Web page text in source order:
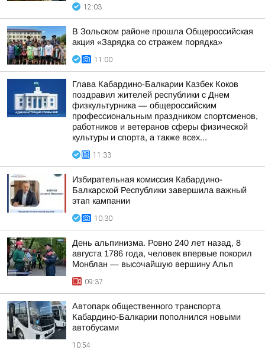
12:03
В Зольском районе прошла Общероссийская
акция «Зарядка со стражем порядка»
11:00
Глава Кабардино-Балкарии Казбек Коков
поздравил жителей республики с Днем
физкультурника — общероссийским
профессиональным праздником спортсменов,
работников и ветеранов сферы физической
культуры и спорта, а также всех...
11:33
Избирательная комиссия Кабардино-
Балкарской Республики завершила важный
этап кампании
10:30
День альпинизма. Ровно 240 лет назад, 8
августа 1786 года, человек впервые покорил
Монблан — высочайшую вершину Альп
09:37
Автопарк общественного транспорта
Кабардино-Балкарии пополнился новыми
автобусами
10:54